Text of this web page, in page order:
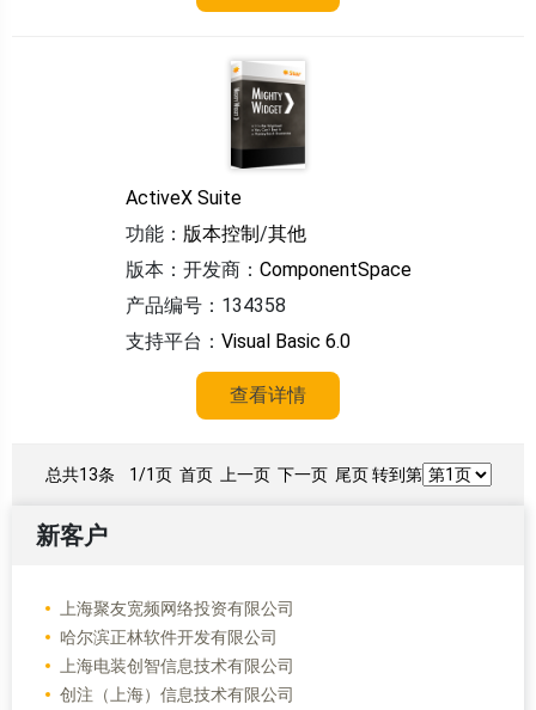
ActiveX Suite
功能： 版本控制/其他
版本： 开发商： ComponentSpace
产品编号：134358
支持平台： Visual Basic 6.0
查看详情
总共13条 1/1页 首页 上一页 下一页 尾页 转到第
新客户
上海聚友宽频网络投资有限公司
哈尔滨正林软件开发有限公司
上海电装创智信息技术有限公司
创注（上海）信息技术有限公司